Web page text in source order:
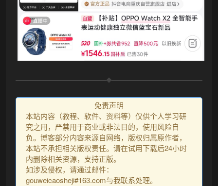
免责声明
本站内容（教程、软件、资料等）仅供个人学习研
究之用，严禁用于商业或非法目的，使用风险自
负。博客部分内容来源自网络，版权归属原作者，
本站不承担相关版权责任。请在试用下载后24小时
内删除相关资源，支持正版。
如涉及侵权，请通过邮件：
gouweicaosheji#163.com与我联系处理。